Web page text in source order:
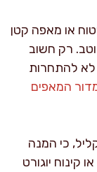
או מאפה קטן
רק חשוב
לא להתחרות
המאפים
כי המנה
קינוח יוגורט